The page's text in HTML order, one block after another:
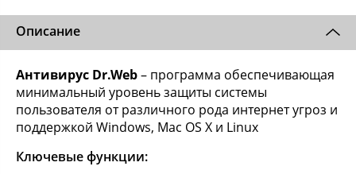
Описание
Антивирус Dr.Web– программа обеспечивающая
минимальный уровень защиты системы
пользователя от различного рода интернет угроз и
поддержкой Windows, Mac OS X и Linux
Ключевые функции: